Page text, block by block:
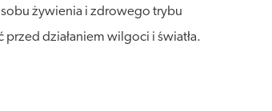
żywienia i zdrowego trybu
działaniem wilgoci i światła.